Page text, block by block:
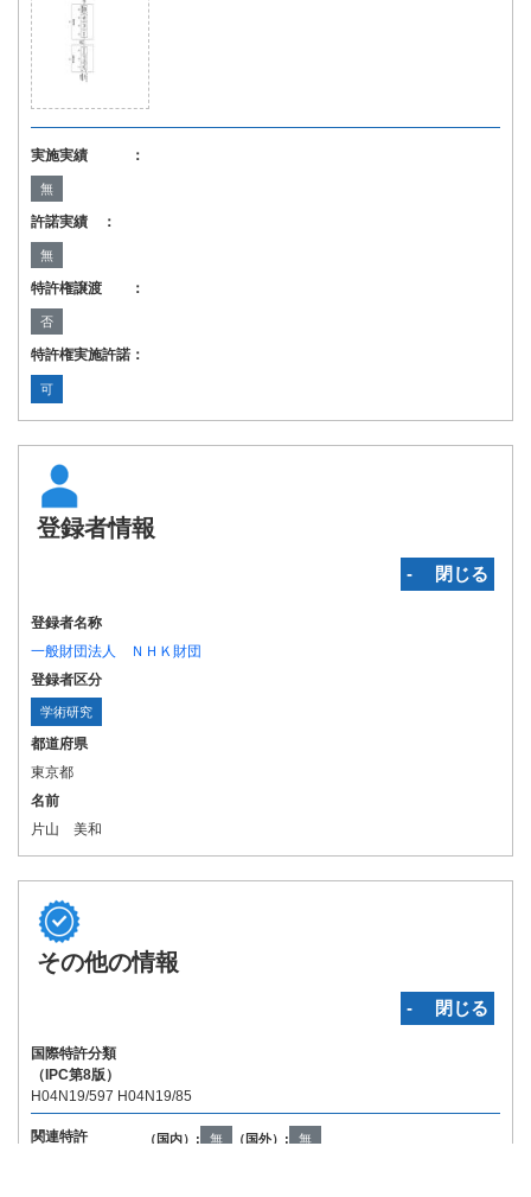
実施実績 ：
無
許諾実績 ：
無
特許権譲渡 ：
否
特許権実施許諾：
可
登録者情報
‐ 閉じる
登録者名称
一般財団法人 ＮＨＫ財団
登録者区分
学術研究
都道府県
東京都
名前
片山 美和
その他の情報
‐ 閉じる
国際特許分類
（IPC第8版）
H04N19/597 H04N19/85
関連特許 （国内）: 無 （国外）: 無